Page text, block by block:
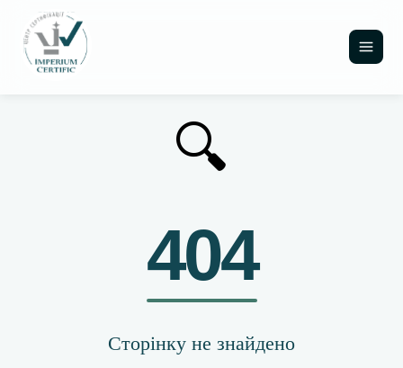
🔍
404
Сторінку не знайдено